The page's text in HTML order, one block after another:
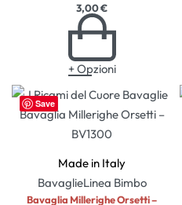
3,00€
+ Opzioni
Save
Made in Italy
BavaglieLinea Bimbo
Bavaglia Millerighe Orsetti –